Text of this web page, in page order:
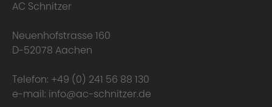
AC Schnitzer
Neuenhofstrasse 160
D-52078 Aachen
Telefon: +49 (0) 241 56 88 130
e-mail: info@ac-schnitzer.de